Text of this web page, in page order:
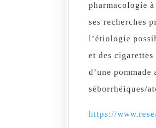
pharmacologie
ses recherches
l’étiologie
et des
d’une
séborrhéiques/
https://